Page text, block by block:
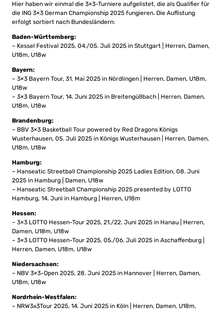
Hier haben wir einmal die 3×3-Turniere aufgelistet, die als Qualifier für
die ING 3×3 German Championship 2025 fungieren. Die Auflistung
erfolgt sortiert nach Bundesländern:
Baden-Württemberg:
– Kessel Festival 2025, 04./05. Juli 2025 in Stuttgart | Herren, Damen,
U18m, U18w
Bayern:
– 3×3 Bayern Tour, 31. Mai 2025 in Nördlingen | Herren, Damen, U18m,
U18w
– 3×3 Bayern Tour, 14. Juni 2025 in Breitengüßbach | Herren, Damen,
U18m, U18w
Brandenburg:
– BBV 3×3 Basketball Tour powered by Red Dragons Königs
Wusterhausen, 05. Juli 2025 in Königs Wusterhausen | Herren, Damen,
U18m, U18w
Hamburg:
– Hanseatic Streetball Championship 2025 Ladies Edition, 08. Juni
2025 in Hamburg | Damen, U18w
– Hanseatic Streetball Championship 2025 presented by LOTTO
Hamburg, 14. Juni in Hamburg | Herren, U18m
Hessen:
– 3×3 LOTTO Hessen-Tour 2025, 21./22. Juni 2025 in Hanau | Herren,
Damen, U18m, U18w
– 3×3 LOTTO Hessen-Tour 2025, 05./06. Juli 2025 in Aschaffenburg |
Herren, Damen, U18m, U18w
Niedersachsen:
– NBV 3×3-Open 2025, 28. Juni 2025 in Hannover | Herren, Damen,
U18m, U18w
Nordrhein-Westfalen:
– NRW3x3Tour 2025, 14. Juni 2025 in Köln | Herren, Damen, U18m,